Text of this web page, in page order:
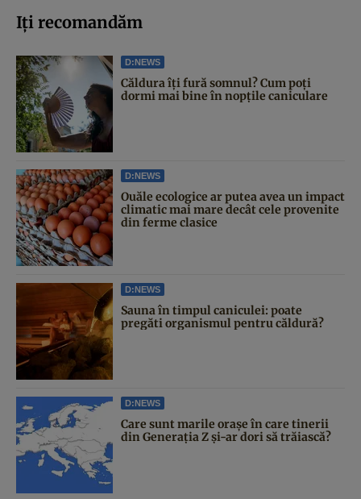
Iți recomandăm
D:NEWS
Căldura îți fură somnul? Cum poți
dormi mai bine în nopțile caniculare
D:NEWS
Ouăle ecologice ar putea avea un impact
climatic mai mare decât cele provenite
din ferme clasice
D:NEWS
Sauna în timpul caniculei: poate
pregăti organismul pentru căldură?
D:NEWS
Care sunt marile orașe în care tinerii
din Generația Z și-ar dori să trăiască?